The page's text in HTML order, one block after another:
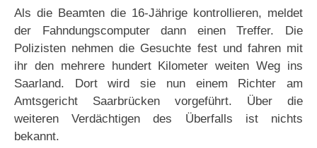
Als die Beamten die 16-Jährige kontrollieren, meldet
der Fahndungscomputer dann einen Treffer. Die
Polizisten nehmen die Gesuchte fest und fahren mit
ihr den mehrere hundert Kilometer weiten Weg ins
Saarland. Dort wird sie nun einem Richter am
Amtsgericht Saarbrücken vorgeführt. Über die
weiteren Verdächtigen des Überfalls ist nichts
bekannt.